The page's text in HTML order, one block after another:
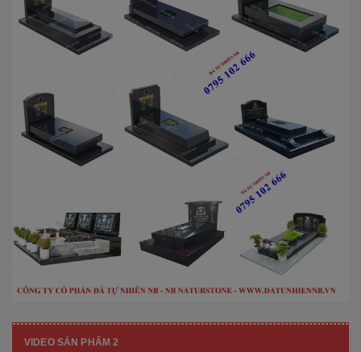
VIDEO SẢN PHẨM 2